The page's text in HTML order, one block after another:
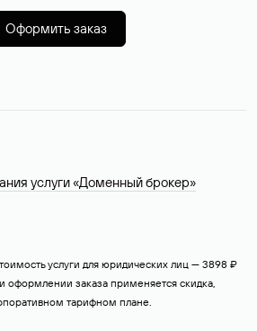
Оформить заказ
услуги «Доменный брокер»
услуги для юридических лиц — 3898 ₽
заказа применяется скидка,
тарифном плане.